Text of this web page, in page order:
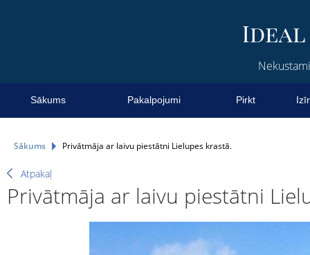
Sākums Pakalpojumi Pirkt
Sākums Privātmāja ar laivu piestātni Lielupes krastā.
Atpakaļ
Privātmāja ar laivu piestātni